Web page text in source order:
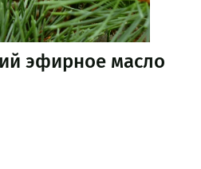
эфирное масло